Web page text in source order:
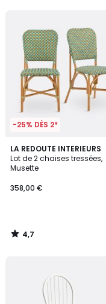
-25% DÈS 2*
LA REDOUTE INTERIEURS
Lot de 2 chaises tressées,
Musette
358,00 €
4,7
/ 5
4,7
/